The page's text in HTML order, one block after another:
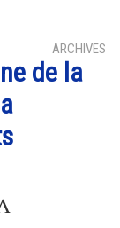
ARCHIVES
de la